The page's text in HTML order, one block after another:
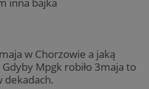
w Chorzowie a jaką
Mpgk robiło 3maja to
dekadach.